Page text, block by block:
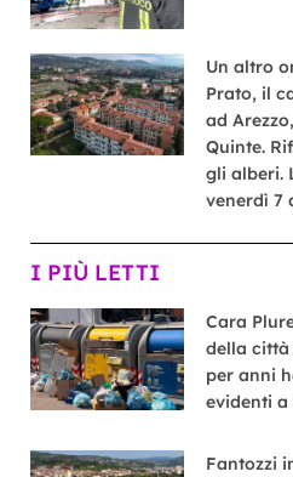
Un altro
Prato, il
ad
Quinte.
gli alberi.
venerdì 7
I PIÙ LETTI
Cara
della città
per anni
evidenti
Fantozzi